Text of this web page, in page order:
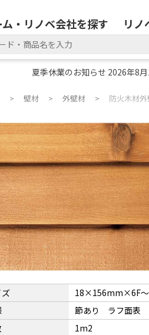
ム・リノベ会社を探す リノ
夏季休業のお知らせ 2026年8
壁材 外壁材 防火木材
18×156mm×6F〜
節あり ラフ面表
1m2